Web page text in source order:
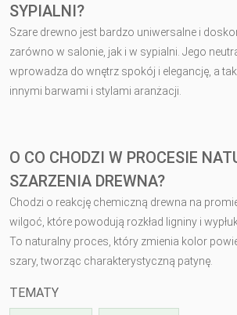
SYPIALNI?
Szare drewno jest bardzo uniwersalne i
zarówno w salonie, jak i w sypialni. Jego
wprowadza do wnętrz spokój i elegancję, a
innymi barwami i stylami aranżacji.
O CO CHODZI W PROCESIE
SZARZENIA DREWNA?
Chodzi o reakcję chemiczną drewna na
wilgoć, które powodują rozkład ligniny i
To naturalny proces, który zmienia kolor
szary, tworząc charakterystyczną patynę.
TEMATY